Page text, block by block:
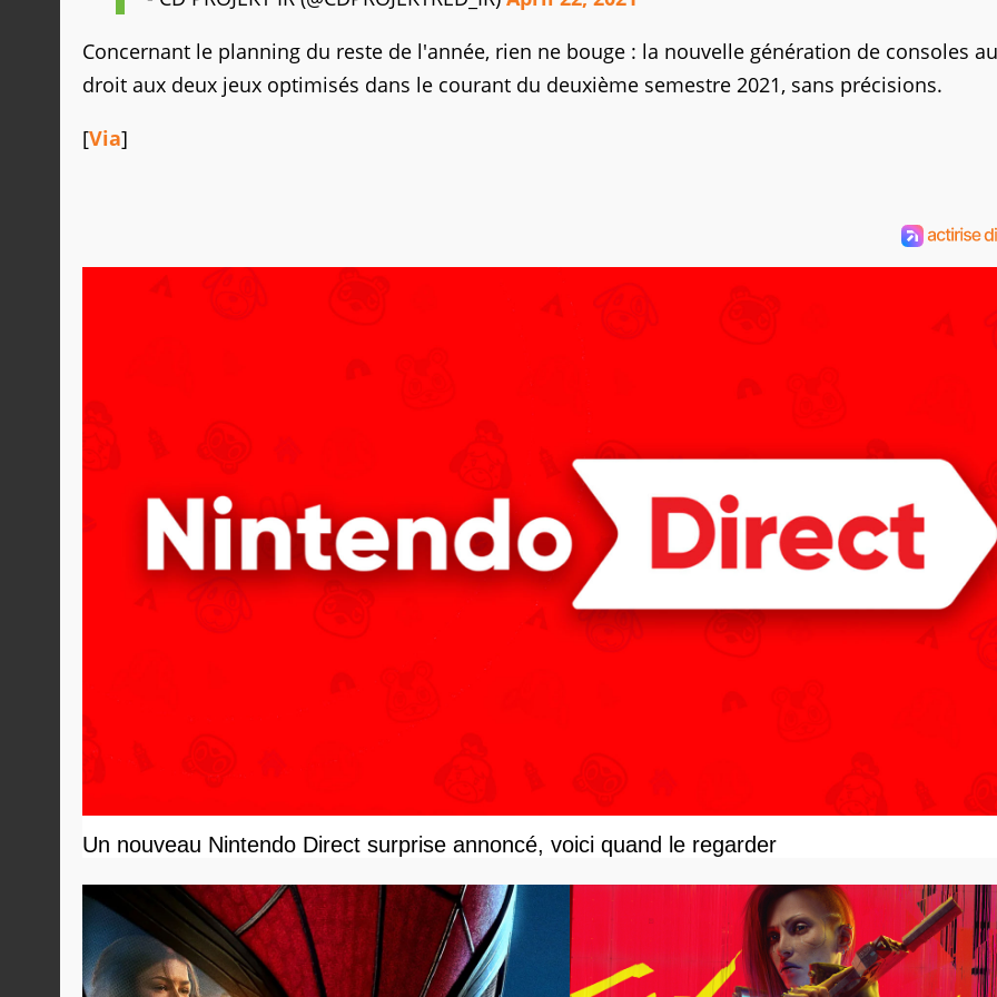
Concernant le planning du reste de l'année, rien ne bouge : la nouvelle génération de consoles
droit aux deux jeux optimisés dans le courant du deuxième semestre 2021, sans précisions.
[Via]
Un nouveau Nintendo Direct surprise annoncé, voici quand le regarder